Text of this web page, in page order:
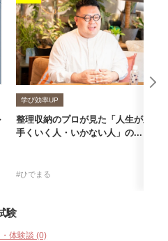
学び効率UP
整理収納のプロが見た「人生が上
手くいく人・いかない人」の...
#ひでまる
験
体験談 (0)